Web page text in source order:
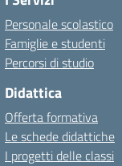
Personale scolastico
Famiglie e studenti
Percorsi di studio
Didattica
Offerta formativa
Le schede didattiche
I progetti delle classi